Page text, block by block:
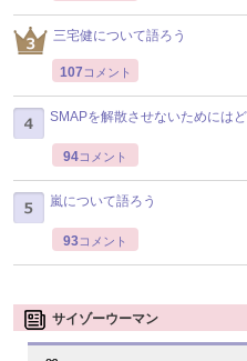
三宅健について語ろう
107 コメント
SMAPを解散させないためには
94コメント
嵐について語ろう
93コメント
サイゾーウーマン